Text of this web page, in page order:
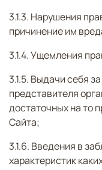
3.1.3. Нарушения
причинение им
3.1.4. Ущемления
3.1.5. Выдачи себя
представителя
достаточных на то
Сайта;
3.1.6. Введения в
характеристик